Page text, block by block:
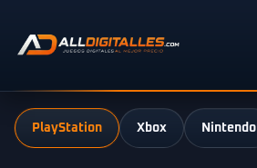
PlayStation Xbox Nintendo